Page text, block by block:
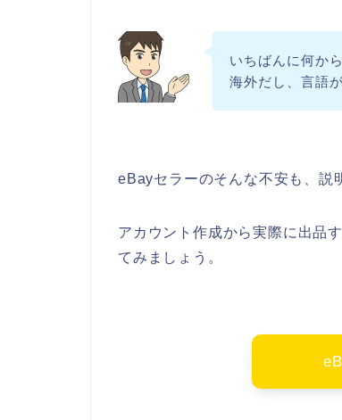
いちばんに何か
海外だし、言語
eBayセラーのそんな不安も、説
アカウント作成から実際に出品
てみましょう。